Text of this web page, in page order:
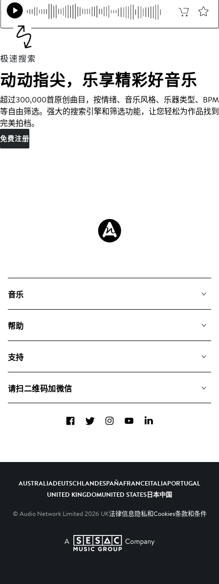
动动指尖，乐享精彩好音乐
超过300,000首原创曲目，按情绪、音乐风格、乐器类型、BPM
等自由筛选。强大的搜索引擎和筛选功能，让您轻松为作品找到
完美拍档。
免费注册
音乐
搜索
专辑
帮助
我们如何运用AI
支持
关于我们
请扫二维码加微信
FacebookTwitterInstagramYouTubeLinkedIn
AUSTRALIADEUTSCHLANDESPAÑAFRANCEITALIAPORTUGAL
UNITED KINGDOMUNITED STATES日本中国
© Audio Network Limited 2026 UK法律信息隐私和Cookies条款和条件
A SESAC Company